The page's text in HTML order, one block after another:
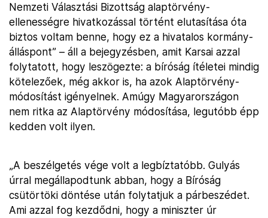
Nemzeti Választási Bizottság alaptörvény-
ellenességre hivatkozással történt elutasítása óta
biztos voltam benne, hogy ez a hivatalos kormány-
álláspont” – áll a bejegyzésben, amit Karsai azzal
folytatott, hogy leszögezte: a bíróság ítéletei mindig
kötelezőek, még akkor is, ha azok Alaptörvény-
módosítást igényelnek. Amúgy Magyarországon
nem ritka az Alaptörvény módosítása, legutóbb épp
kedden volt ilyen.
„A beszélgetés vége volt a legbíztatóbb. Gulyás
úrral megállapodtunk abban, hogy a Bíróság
csütörtöki döntése után folytatjuk a párbeszédet.
Ami azzal fog kezdődni, hogy a miniszter úr